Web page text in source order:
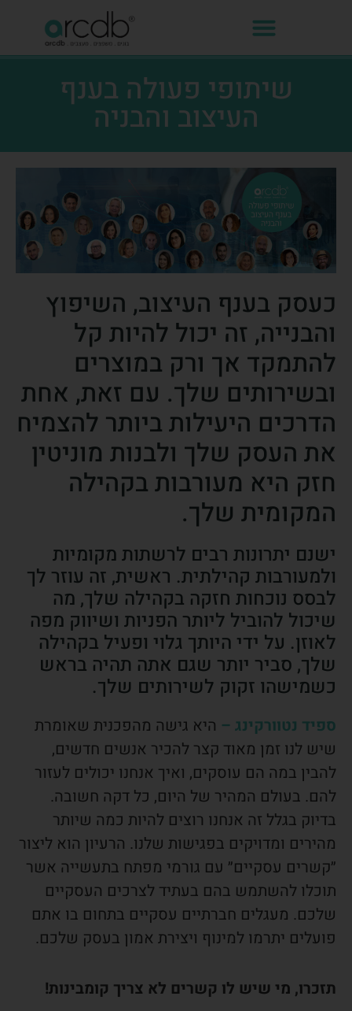
שיתופי פעולה בענף
העיצוב והבניה
כעסק בענף העיצוב, השיפוץ
והבנייה, זה יכול להיות קל
להתמקד אך ורק במוצרים
ובשירותים שלך. עם זאת, אחת
הדרכים היעילות ביותר להצמיח
את העסק שלך ולבנות מוניטין
חזק היא מעורבות בקהילה
המקומית שלך.
ישנם יתרונות רבים לרשתות מקומיות
ולמעורבות קהילתית. ראשית, זה עוזר לך
לבסס נוכחות חזקה בקהילה שלך, מה
שיכול להוביל ליותר הפניות ושיווק מפה
לאוזן. על ידי היותך גלוי ופעיל בקהילה
שלך, סביר יותר שגם אתה תהיה בראש
כשמישהו זקוק לשירותים שלך.
ספיד נטוורקינג – היא גישה מהפכנית שאומרת
שיש לנו זמן מאוד קצר להכיר אנשים חדשים,
להבין במה הם עוסקים, ואיך אנחנו יכולים לעזור
להם. בעולם המהיר של היום, כל דקה חשובה.
בדיוק בגלל זה אנחנו רוצים להיות כמה שיותר
מהירים ומדויקים בפגישות שלנו. הרעיון הוא ליצור
״קשרים עסקיים״ עם גורמי מפתח בתעשייה אשר
תוכלו להשתמש בהם בעתיד לצרכים העסקיים
שלכם. מעגלים חברתיים עסקיים בתחום בו אתם
פועלים יתרמו למינוף ויצירת אמון בעסק שלכם.
תזכרו, מי שיש לו קשרים לא צריך קומבינות!